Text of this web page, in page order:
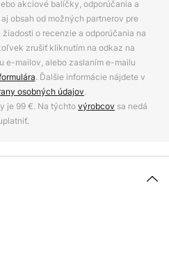
akciové balíčky, odporúčania a
obsah od možných partnerov pre
o recenzie a odporúčania na
zrušiť kliknutím na odkaz na
e-mailov, alebo zaslaním e-mailu
. Ďalšie informácie nájdete v
osobných údajov.
je 99 €. Na týchtovýrobcov sa nedá